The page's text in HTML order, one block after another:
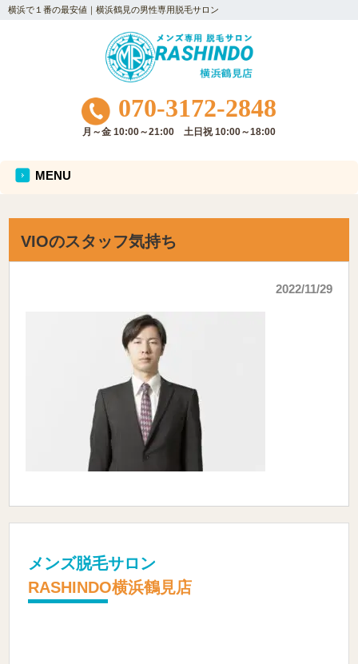
横浜で１番の最安値｜横浜鶴見の男性専用脱毛サロン
070-3172-2848
月～金 10:00～21:00 土日祝 10:00～18:00
MENU
VIOのスタッフ気持ち
2022/11/29
メンズ脱毛サロン
RASHINDO横浜鶴見店